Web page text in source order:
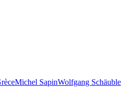
Michel SapinWolfgang Schäuble